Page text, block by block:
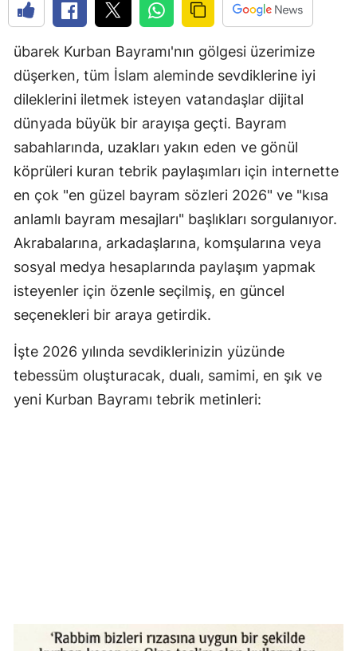
übarek Kurban Bayramı'nın gölgesi üzerimize
düşerken, tüm İslam aleminde sevdiklerine iyi
dileklerini iletmek isteyen vatandaşlar dijital
dünyada büyük bir arayışa geçti. Bayram
sabahlarında, uzakları yakın eden ve gönül
köprüleri kuran tebrik paylaşımları için internette
en çok "en güzel bayram sözleri 2026" ve "kısa
anlamlı bayram mesajları" başlıkları sorgulanıyor.
Akrabalarına, arkadaşlarına, komşularına veya
sosyal medya hesaplarında paylaşım yapmak
isteyenler için özenle seçilmiş, en güncel
seçenekleri bir araya getirdik.
İşte 2026 yılında sevdiklerinizin yüzünde
tebessüm oluşturacak, dualı, samimi, en şık ve
yeni Kurban Bayramı tebrik metinleri: